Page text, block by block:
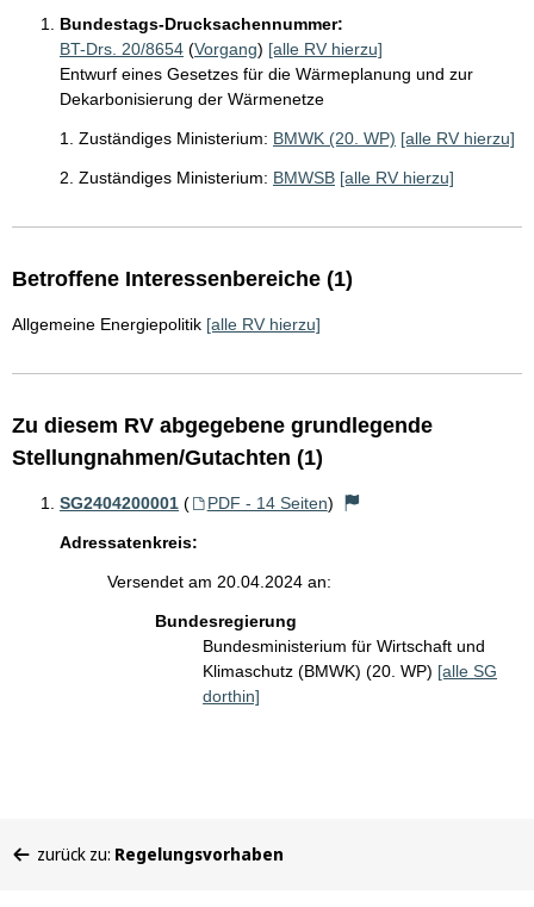
Bundestags-Drucksachennummer:
BT-Drs. 20/8654 (Vorgang) [alle RV hierzu]
Entwurf eines Gesetzes für die Wärmeplanung und zur
Dekarbonisierung der Wärmenetze
1. Zuständiges Ministerium: BMWK (20. WP) [alle RV hierzu]
2. Zuständiges Ministerium: BMWSB [alle RV hierzu]
Betroffene Interessenbereiche (1)
Allgemeine Energiepolitik [alle RV hierzu]
Zu diesem RV abgegebene grundlegende
Stellungnahmen/Gutachten (1)
SG2404200001 ( PDF - 14 Seiten)
Adressatenkreis:
Versendet am 20.04.2024 an:
Bundesregierung
Bundesministerium für Wirtschaft und
Klimaschutz (BMWK) (20. WP) [alle SG
dorthin]
befinden
zurück zu: Regelungsvorhaben